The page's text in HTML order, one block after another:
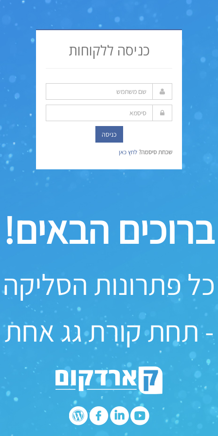
כניסה ללקוחות
כניסה
שכחת סיסמה? לחץ כאן
ברוכים הבאים!
כל פתרונות הסליקה
- תחת קורת גג אחת